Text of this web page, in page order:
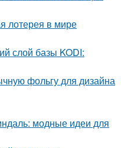
лотерея в мире
слой базы KODI:
фольгу для дизайна
модные идеи для